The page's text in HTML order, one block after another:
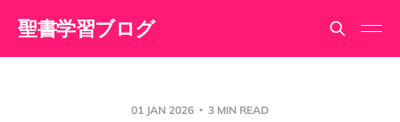
聖書学習ブログ
01 JAN 2026 3 MIN READ